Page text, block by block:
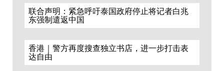
联合声明：紧急呼吁泰国政府停止将记者白兆
东强制遣返中国
香港｜警方再度搜查独立书店，进一步打击表
达自由